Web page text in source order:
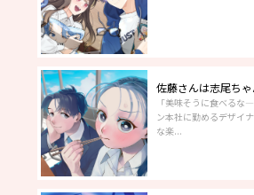
佐藤さんは志尾ち
「美味そうに食べるな
ン本社に勤めるデザイ
な楽...